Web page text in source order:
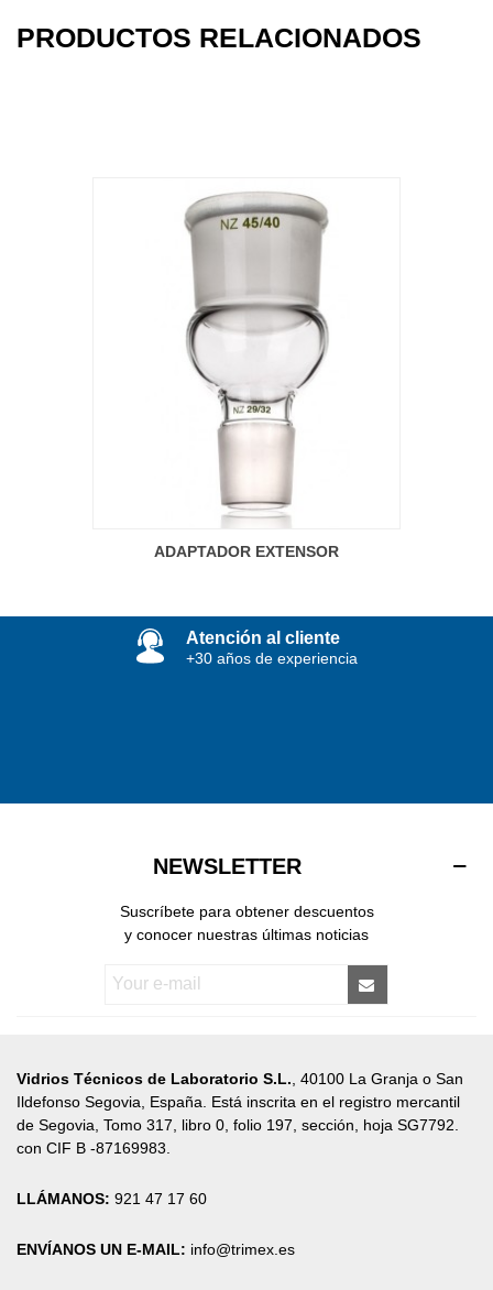
ADAPTADOR EXTENSOR
Atención al cliente
+30 años de experiencia
NEWSLETTER
Suscríbete para obtener descuentos
y conocer nuestras últimas noticias
Vidrios Técnicos de Laboratorio S.L. , 40100 La Granja o San
Ildefonso Segovia, España. Está inscrita en el registro mercantil
de Segovia, Tomo 317, libro 0, folio 197, sección, hoja SG7792.
con CIF B -87169983.
LLÁMANOS: 921 47 17 60
ENVÍANOS UN E-MAIL: info@trimex.es